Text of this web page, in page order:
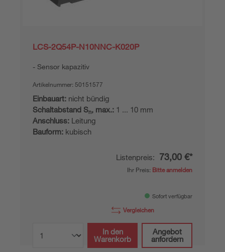
LCS-2Q54P-N10NNC-K020P
Sensor kapazitiv
Artikelnummer: 50151577
Einbauart: nicht bündig
Schaltabstand Sn, max.: 1 ... 10 mm
Anschluss: Leitung
Bauform: kubisch
Listenpreis: 73,00 €*
Ihr Preis: Bitte anmelden
Sofort verfügbar
Vergleichen
In den
Warenkorb
Angebot
anfordern